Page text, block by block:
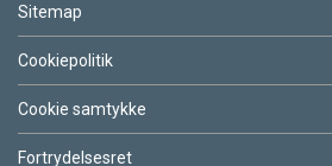
Sitemap
Cookiepolitik
Cookie samtykke
Fortrydelsesret